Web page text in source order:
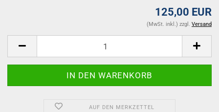
125,00 EUR
(MwSt. inkl.) zzgl. Versand
AUF DEN MERKZETTEL